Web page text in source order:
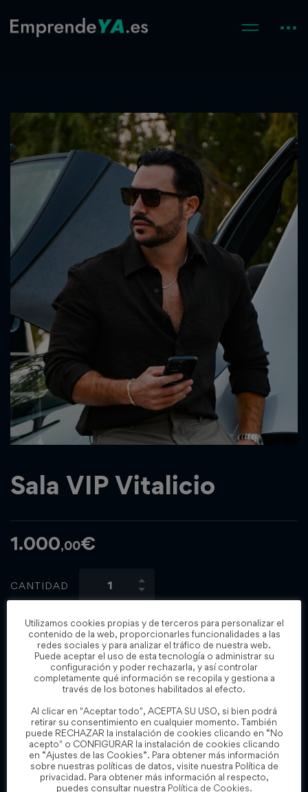
Sala VIP Vitalicio
1.000,00€
CANTIDAD
Añadir al carrito
Utilizamos cookies propias y de terceros para personalizar el
contenido de la web, proporcionarles funcionalidades a las
redes sociales y para analizar el tráfico de nuestra web.
Puede aceptar el uso de esta tecnología o administrar su
configuración y poder rechazarla, y así controlar
completamente qué información se recopila y gestiona a
través de los botones habilitados al efecto.
Al clicar en "Aceptar todo", ACEPTA SU USO, si bien podrá
retirar su consentimiento en cualquier momento. También
puede RECHAZAR la instalación de cookies clicando en “No
acepto" o CONFIGURAR la instalación de cookies clicando
en “Ajustes de las Cookies”. Para obtener más información
sobre nuestras políticas de datos, visite nuestra Política de
privacidad. Para obtener más información al respecto,
puedes consultar nuestra Política de Cookies.